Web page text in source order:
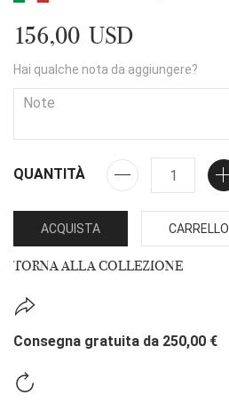
156,00 USD
Hai qualche nota da aggiungere?
QUANTITÀ
ACQUISTA CARRELLO
TORNA ALLA COLLEZIONE
Consegna gratuita da 250,00 €